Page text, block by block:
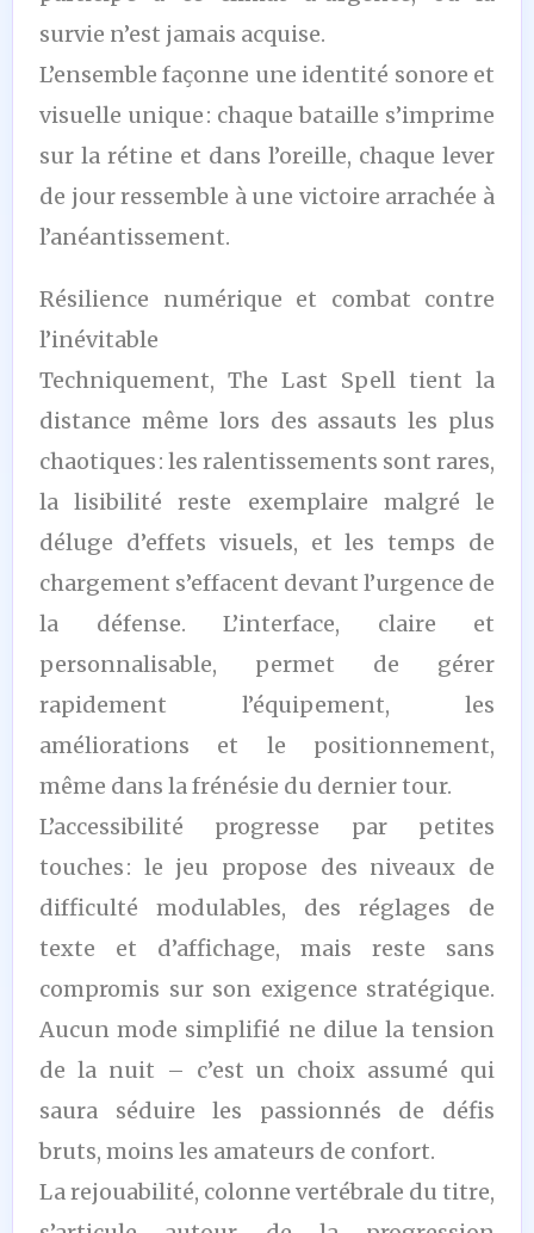
survie n’est jamais acquise.
L’ensemble façonne une identité sonore et
visuelle unique : chaque bataille s’imprime
sur la rétine et dans l’oreille, chaque lever
de jour ressemble à une victoire arrachée à
l’anéantissement.
Résilience numérique et combat contre
l’inévitable
Techniquement, The Last Spell tient la
distance même lors des assauts les plus
chaotiques : les ralentissements sont rares,
la lisibilité reste exemplaire malgré le
déluge d’effets visuels, et les temps de
chargement s’effacent devant l’urgence de
la défense. L’interface, claire et
personnalisable, permet de gérer
rapidement l’équipement, les
améliorations et le positionnement,
même dans la frénésie du dernier tour.
L’accessibilité progresse par petites
touches : le jeu propose des niveaux de
difficulté modulables, des réglages de
texte et d’affichage, mais reste sans
compromis sur son exigence stratégique.
Aucun mode simplifié ne dilue la tension
de la nuit – c’est un choix assumé qui
saura séduire les passionnés de défis
bruts, moins les amateurs de confort.
La rejouabilité, colonne vertébrale du titre,